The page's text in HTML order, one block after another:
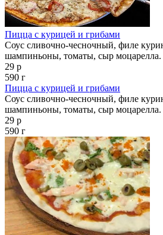
Пицца с курицей и грибами
Соус сливочно-чесночный, филе
шампиньоны, томаты, сыр моцарелла.
29 р
590 г
Пицца с курицей и грибами
Соус сливочно-чесночный, филе
шампиньоны, томаты, сыр моцарелла.
29 р
590 г